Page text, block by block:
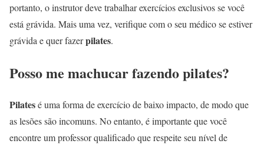
portanto, o instrutor deve trabalhar exercícios exclusivos se você
está grávida. Mais uma vez, verifique com o seu médico se estiver
grávida e quer fazerpilates.
Posso me machucar fazendo pilates?
Pilatesé uma forma de exercício de baixo impacto, de modo que
as lesões são incomuns. No entanto, é importante que você
encontre um professor qualificado que respeite seu nível de